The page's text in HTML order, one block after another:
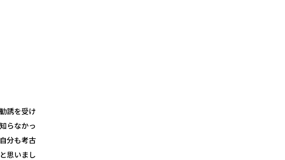
誘を受け
らなかっ
分も考古
思いまし